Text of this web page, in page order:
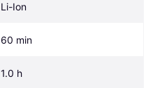
Li-Ion
60 min
1.0 h